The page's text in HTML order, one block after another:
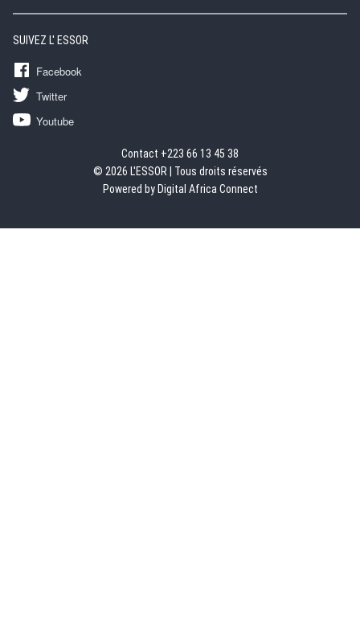
SUIVEZ L' ESSOR
Facebook
Twitter
Youtube
Contact +223 66 13 45 38
© 2026 L'ESSOR | Tous droits réservés
Powered by Digital Africa Connect